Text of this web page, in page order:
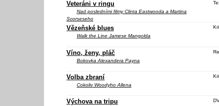
Veteráni v ringu
Nad posledními filmy Clinta Eastwooda a Martina
Scorseseho
Vězeňské blues
Walk the LineJamese Mangolda
Víno, ženy, pláč
Bokovka Alexandera Payna
Volba zbraní
CokolivWoodyho Allena
Výchova na tripu